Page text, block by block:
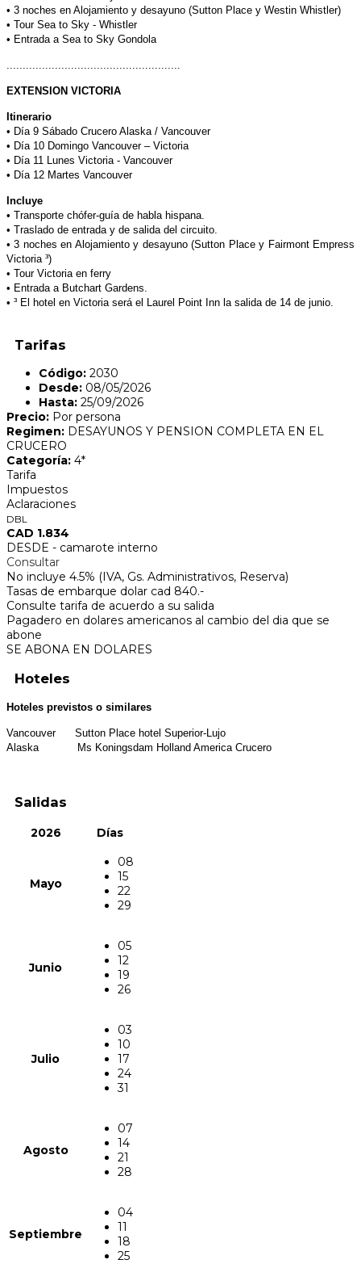
• 3 noches en Alojamiento y desayuno (Sutton Place y Westin Whistler)
• Tour Sea to Sky - Whistler
• Entrada a Sea to Sky Gondola
EXTENSION VICTORIA
Itinerario
• Día 9 Sábado Crucero Alaska / Vancouver
• Día 10 Domingo Vancouver – Victoria
• Día 11 Lunes Victoria - Vancouver
• Día 12 Martes Vancouver
Incluye
• Transporte chófer-guía de habla hispana.
• Traslado de entrada y de salida del circuito.
• 3 noches en Alojamiento y desayuno (Sutton Place y Fairmont Empress
Victoria ³)
• Tour Victoria en ferry
• Entrada a Butchart Gardens.
• ³ El hotel en Victoria será el Laurel Point Inn la salida de 14 de junio.
Tarifas
Código: 2030
Desde: 08/05/2026
Hasta: 25/09/2026
Precio: Por persona
Regimen: DESAYUNOS Y PENSION COMPLETA EN EL
CRUCERO
Categoría: 4*
Tarifa
Impuestos
Aclaraciones
DBL
CAD 1.834
DESDE - camarote interno
Consultar
No incluye 4.5% (IVA, Gs. Administrativos, Reserva)
Tasas de embarque dolar cad 840.-
Consulte tarifa de acuerdo a su salida
Pagadero en dolares americanos al cambio del dia que se
abone
SE ABONA EN DOLARES
Hoteles
Hoteles previstos o similares
Vancouver Sutton Place hotel Superior-Lujo
Alaska Ms Koningsdam Holland America Crucero
Salidas
2026 Días
Mayo
08
15
22
29
Junio
05
12
19
26
Julio
03
10
17
24
31
Agosto
07
14
21
28
Septiembre
04
11
18
25